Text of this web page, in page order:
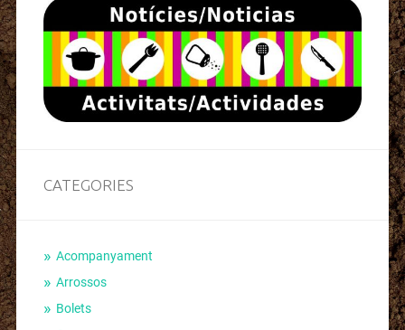
CATEGORIES
Acompanyament
Arrossos
Bolets